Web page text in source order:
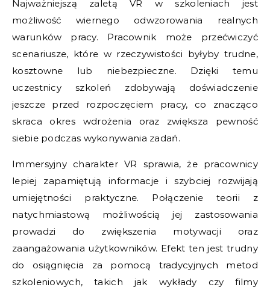
Najważniejszą zaletą VR w szkoleniach jest
możliwość wiernego odwzorowania realnych
warunków pracy. Pracownik może przećwiczyć
scenariusze, które w rzeczywistości byłyby trudne,
kosztowne lub niebezpieczne. Dzięki temu
uczestnicy szkoleń zdobywają doświadczenie
jeszcze przed rozpoczęciem pracy, co znacząco
skraca okres wdrożenia oraz zwiększa pewność
siebie podczas wykonywania zadań.
Immersyjny charakter VR sprawia, że pracownicy
lepiej zapamiętują informacje i szybciej rozwijają
umiejętności praktyczne. Połączenie teorii z
natychmiastową możliwością jej zastosowania
prowadzi do zwiększenia motywacji oraz
zaangażowania użytkowników. Efekt ten jest trudny
do osiągnięcia za pomocą tradycyjnych metod
szkoleniowych, takich jak wykłady czy filmy